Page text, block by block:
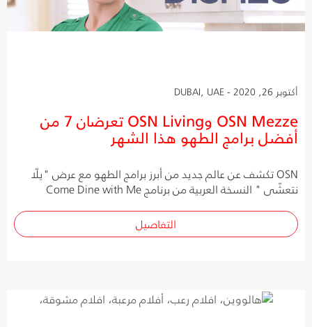
أكتوبر 26, 2020 - DUBAI, UAE
OSN Mezze وOSN Living تعرضان 7 من
أفضل برامج الطهو هذا الشهر
OSN تكشف عن عالم جديد من أبرز برامج الطهو مع عرض "يلّا
نتعشّى " النسخة العربية من برنامج Come Dine with Me
التفاصيل